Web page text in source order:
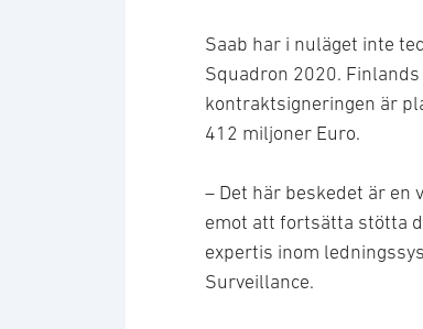
Saab har i nuläget inte
Squadron 2020.
kontraktsigneringen är
412 miljoner Euro.
– Det här beskedet är en
emot att fortsätta stötta
expertis inom
Surveillance.